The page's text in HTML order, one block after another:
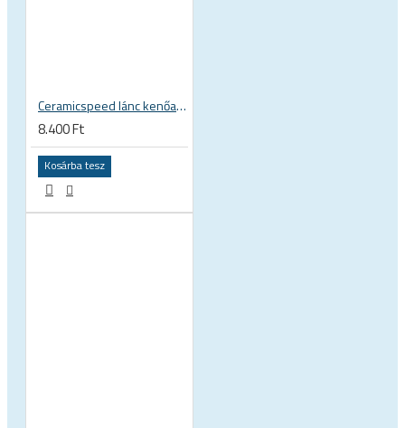
Ceramicspeed lánc kenőanyag UFO Drip Wet Conditions folyékony wax viasz alapú láncápoló folyadék, vizes körülményekhez
8.400 Ft
Kosárba tesz